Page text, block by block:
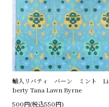
輸入リバティ バーン ミント Li
berty Tana Lawn Byrne
500円(税込550円)